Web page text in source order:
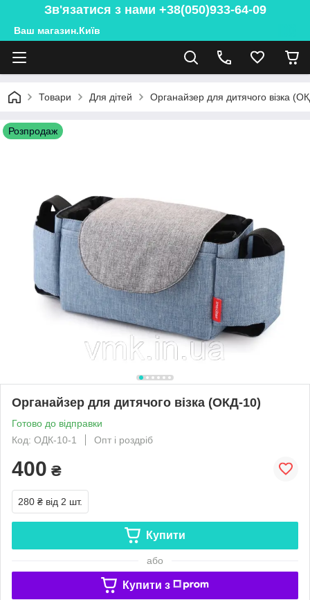
Зв'язатися з нами +38(050)933-64-09
Ваш магазин.Київ
Товари Для дітей Органайзер для дитячого візка
Розпродаж
Органайзер для дитячого візка (ОКД-10)
Готово до відправки
Код: ОДК-10-1
Опт і роздріб
400 ₴
280 ₴ від 2 шт.
Купити
або
Купити з